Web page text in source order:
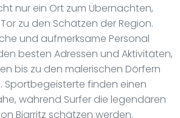
nur ein Ort zum Übernachten,
zu den Schätzen der Region.
und aufmerksame Personal
besten Adressen und Aktivitäten,
bis zu den malerischen Dörfern
Sportbegeisterte finden einen
während Surfer die legendären
Biarritz schätzen werden.